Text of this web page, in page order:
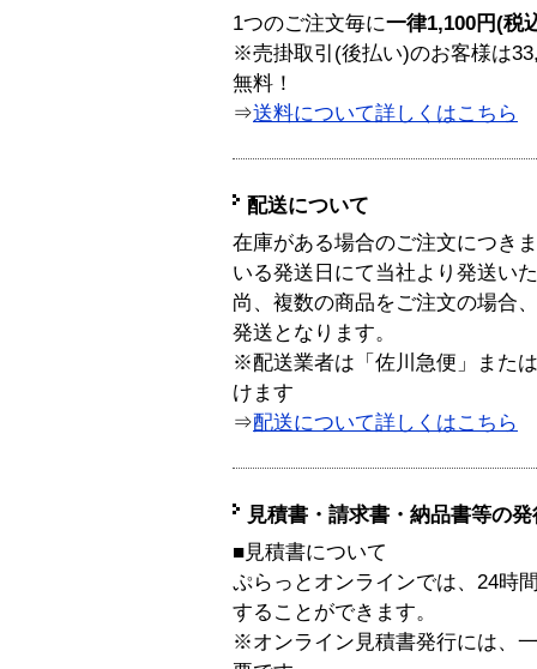
1つのご注文毎に一律1,100円(税
※売掛取引(後払い)のお客様は
無料！
⇒送料について詳しくはこちら
配送について
在庫がある場合のご注文につき
いる発送日にて当社より発送い
尚、複数の商品をご注文の場合
発送となります。
※配送業者は「佐川急便」また
けます
⇒配送について詳しくはこちら
見積書・請求書・納品書等の
■見積書について
ぷらっとオンラインでは、24時
することができます。
※オンライン見積書発行には、